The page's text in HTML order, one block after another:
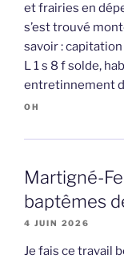
et frairies en
s’est trouvé
savoir : capitation
L 1 s 8 f solde,
entretinnement
OH
Martigné-
baptêmes
4 JUIN 2026
Je fais ce travail